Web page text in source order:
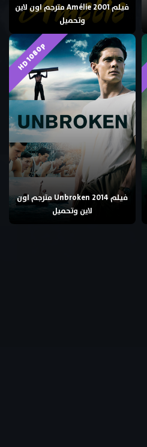
فيلم Amélie 2001 مترجم اون لاين
وتحميل
HD 1080p
فيلم Unbroken 2014 مترجم اون
لاين وتحميل